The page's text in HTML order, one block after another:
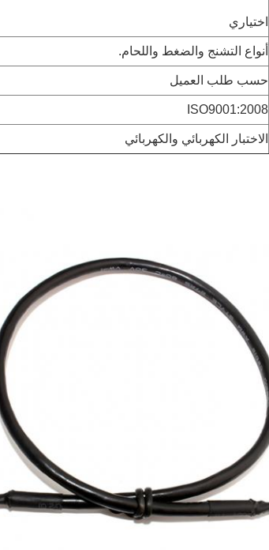
اختياري
أنواع التشنج والضغط واللحام.
حسب طلب العميل
ISO9001:2008
الاختبار الكهربائي والكهربائي